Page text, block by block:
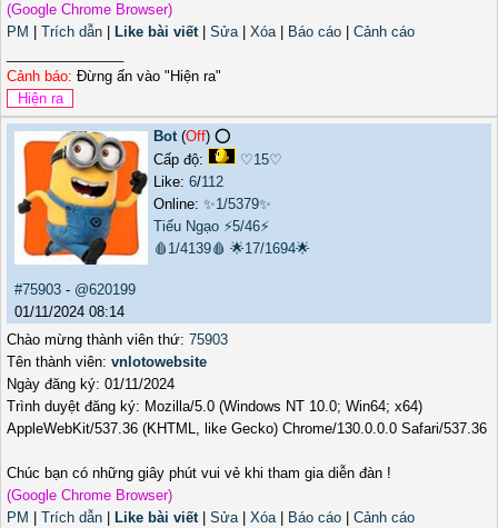
(Google Chrome Browser)
PM
Trích dẫn Like bài viết| Sửa| Xóa| Báo cáo
Cảnh cáo
Cảnh báo: Đừng ấn vào "Hiện ra"
Bot(Off) ⭕️
Cấp độ:
♡15♡
Like: 6/112
Online: ✨1/5379✨
Tiếu Ngạo ⚡5/46⚡
🩸1/4139🩸 🌟17/1694🌟
#75903 - @620199
01/11/2024 08:14
Chào mừng thành viên thứ: 75903
Tên thành viên: vnlotowebsite
Ngày đăng ký: 01/11/2024
Trình duyệt đăng ký: Mozilla/5.0 (Windows NT 10.0; Win64; x64)
AppleWebKit/537.36 (KHTML, like Gecko) Chrome/130.0.0.0 Safari/537.36
Chúc bạn có những giây phút vui vẻ khi tham gia diễn đàn !
(Google Chrome Browser)
PM
Trích dẫn Like bài viết| Sửa| Xóa| Báo cáo
Cảnh cáo